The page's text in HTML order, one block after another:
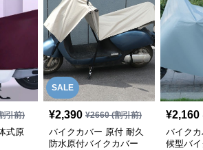
引前)
式原
SALE
¥2,390 ¥2660(割引前)
バイクカバー 原付 耐久
防水原付バイクカバー
¥2,160
バイク
候型バ